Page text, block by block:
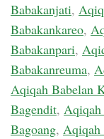
Babakanjati,
Babakankareo,
Babakanpari,
Babakanreuma,
Aqiqah Babelan
Bagendit,
Bagoang, Aqiqah